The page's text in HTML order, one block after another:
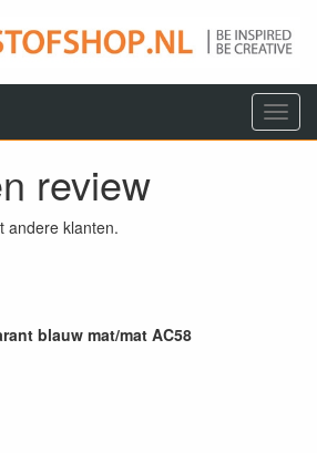
Menu
review
andere klanten.
blauw mat/mat AC58